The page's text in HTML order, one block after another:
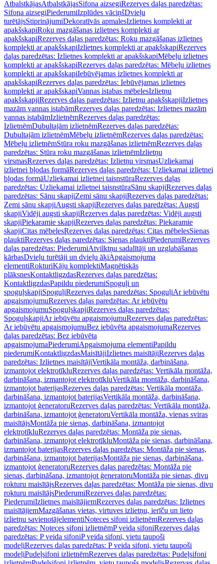
AtbalstkājasAtbalstkājasSifona aizsegiRezerves daļas paredzētas:
Sifona aizsegiPiederumiIzplūdes vāciņšDvieļu
turētājsStiprinājumiDekoratīvās apmalesIzlietnes komplekti ar
apakšskapiRoku mazgāšanas izlietnes komplekti ar
apakšskapiRezerves daļas paredzētas: Roku mazgāšanas izlietnes
komplekti ar apakšskapiIzlietnes komplekti ar apakšskapiRezerves
daļas paredzētas: Izlietnes komplekti ar apakšskapiMēbeļu izlietnes
komplekti ar apakšskapiRezerves daļas paredzētas: Mēbeļu izlietnes
komplekti ar apakšskapiIebūvējamas izlietnes komplekti ar
apakšskapiRezerves daļas paredzētas: Iebūvējamas izlietnes
komplekti ar apakšskapiVannas istabas mēbelesIzlietņu
apakšskapjiRezerves daļas paredzētas: Izlietņu apakšskapjiIzlietnes
mazām vannas istabāmRezerves daļas paredzētas: Izlietnes mazām
vannas istabāmIzlietnēmRezerves daļas paredzētas:
IzlietnēmDubultajām izlietnēmRezerves daļas paredzētas:
Dubultajām izlietnēmMēbeļu izlietnēmRezerves daļas paredzētas:
Mēbeļu izlietnēmStūra roku mazgāšanas izlietnēmRezerves daļas
paredzētas: Stūra roku mazgāšanas izlietnēmIzlietņu
virsmasRezerves daļas paredzētas: Izlietņu virsmasUzliekamai
izlietnei bļodas formāRezerves daļas paredzētas: Uzliekamai izlietnei
bļodas formāUzliekamai izlietnei taisnstūraRezerves daļas
paredzētas: Uzliekamai izlietnei taisnstūraSānu skapjiRezerves daļas
paredzētas: Sānu skapjiZemi sānu skapjiRezerves daļas paredzētas:
Zemi sānu skapjiAugsti skapjiRezerves daļas paredzētas: Augsti
skapjiVidēji augsti skapjiRezerves daļas paredzētas: Vidēji augsti
skapjiPiekaramie skapjiRezerves daļas paredzētas: Piekaramie
skapjiCitas mēbelesRezerves daļas paredzētas: Citas mēbelesSienas
plauktiRezerves daļas paredzētas: Sienas plauktiPiederumiRezerves
daļas paredzētas: PiederumiAtvilktņu sadalītāji un uzglabāšanas
kārbasDvieļu turētāji un dvieļu āķiApgaismojuma
elementiRokturiKāju komplektiMagnētiskās
plāksnesKontaktligzdasRezerves daļas paredzētas:
KontaktligzdasPapildu piederumiSpoguļi un
spoguļskapjiSpoguļiRezerves daļas paredzētas: SpoguļiAr iebūvētu
apgaismojumuRezerves daļas paredzētas: Ar iebūvētu
apgaismojumuSpoguļskapjiRezerves daļas paredzētas:
SpoguļskapjiAr iebūvētu apgaismojumuRezerves daļas paredzētas:
Ar iebūvētu apgaismojumuBez iebūvēta apgaismojumaRezerves
daļas paredzētas: Bez iebūvēta
apgaismojumaPiederumiApgaismojuma elementiPapildu
piederumiKontaktligzdasMaisītājiIzlietnes maisītājiRezerves daļas
paredzētas: Izlietnes maisītājiVertikāla montāža, darbināšana,
izmantojot elektrotīkluRezerves daļas paredzētas: Vertikāla montāža,
darbināšana, izmantojot elektrotīkluVertikāla montāža, darbināšana,
izmantojot baterijasRezerves daļas paredzētas: Vertikāla montāža,
darbināšana, izmantojot baterijasVertikāla montāža, darbināšana,
izmantojot ģeneratoruRezerves daļas paredzētas: Vertikāla montāža,
darbināšana, izmantojot ģeneratoruVertikāla montāža, vienas sviras
maisītājsMontāža pie sienas, darbināšana, izmantojot
elektrotīkluRezerves daļas paredzētas: Montāža pie sienas,
darbināšana, izmantojot elektrotīkluMontāža pie sienas, darbināšana,
izmantojot baterijasRezerves daļas paredzētas: Montāža pie sienas,
darbināšana, izmantojot baterijasMontāža pie sienas, darbināšana,
izmantojot ģeneratoruRezerves daļas paredzētas: Montāža pie
sienas, darbināšana, izmantojot ģeneratoruMontāža pie sienas, divu
rokturu maisītājsRezerves daļas paredzētas: Montāža pie sienas, divu
rokturu maisītājsPiederumiRezerves daļas paredzētas:
PiederumiIzlietnes maisītājiemRezerves daļas paredzētas: Izlietnes
maisītājiemMazgāšanas vietas, virtuves izlietņu, ierīču un lieto
izlietņu savienotājelementiNoteces sifoni izlietnēmRezerves daļas
paredzētas: Noteces sifoni izlietnēmP veida sifoniRezerves daļas
paredzētas: P veida sifoniP veida sifoni, vietu taupoši
modeļiRezerves daļas paredzētas: P veida sifoni, vietu taupoši
modeļiPudeļsifoni izlietnēmRezerves daļas paredzētas: Pudeļsifoni